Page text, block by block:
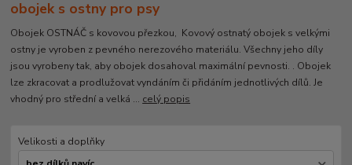
obojek s ostny pro psy
Obojek OSTNÁČ s kovovou přezkou, Kovový ostnatý obojek s velkými
ostny je vyroben z pevného nerezového materiálu. Všechny jeho díly
jsou vyrobeny tak, aby obojek dosahoval maximální pevnosti. . Obojek
lze zkracovat a prodlužovat vyndáním či přidáním jednotlivých dílů. Je
vhodný pro střední a velká ... celý popis
Velikosti a doplňky